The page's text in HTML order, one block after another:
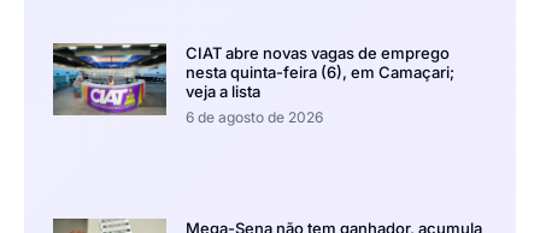
CIAT abre novas vagas de emprego
nesta quinta-feira (6), em Camaçari;
veja a lista
6 de agosto de 2026
Mega-Sena não tem ganhador, acumula